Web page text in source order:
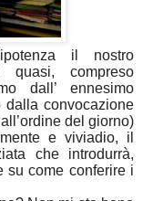
il nostro
compreso
dall’ ennesimo
dalla convocazione
del giorno)
e viviadio, il
che introdurrà,
su come conferire i